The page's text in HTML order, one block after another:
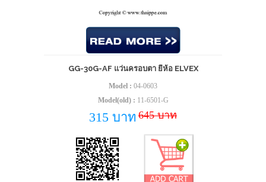
GG-30G-AF แว่นครอบตา ยี่ห้อ ELVEX
Model : 04-0603
Model(old) : 11-6501-G
315 บาท 645 บาท